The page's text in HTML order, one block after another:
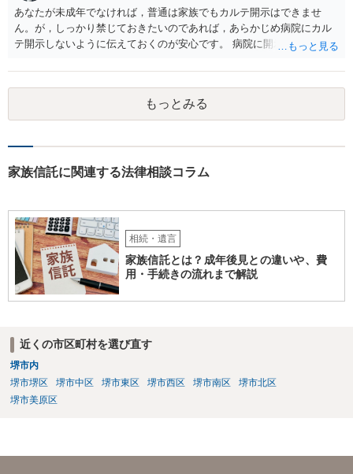
あなたが未成年でなければ，普通は家族でもカルテ開示はできませ
ん。が，しっかり禁じておきたいのであれば，あらかじめ病院にカル
テ開示しないように伝えておくのが安心です。 病院に開示しないよう
可能性は低いのでコストパフォーマンスとしてはどうかなという感じ
がします。
もっとみる
家族信託に関連する法律相談コラム
相続・遺言
家族信託とは？成年後見との違いや、費
用・手続きの流れまで解説
近くの市区町村を選び直す
堺市内
堺市堺区
堺市中区 堺市東区 堺市西区 堺市南区
堺市北区
堺市美原区